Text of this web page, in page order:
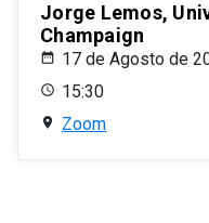
Jorge Lemos,
Champaign
17 de Agosto de
15:30
Zoom